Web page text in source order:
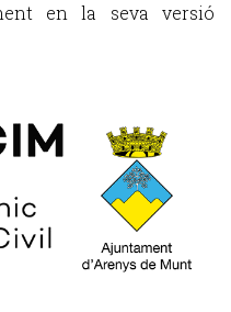
en la seva versió